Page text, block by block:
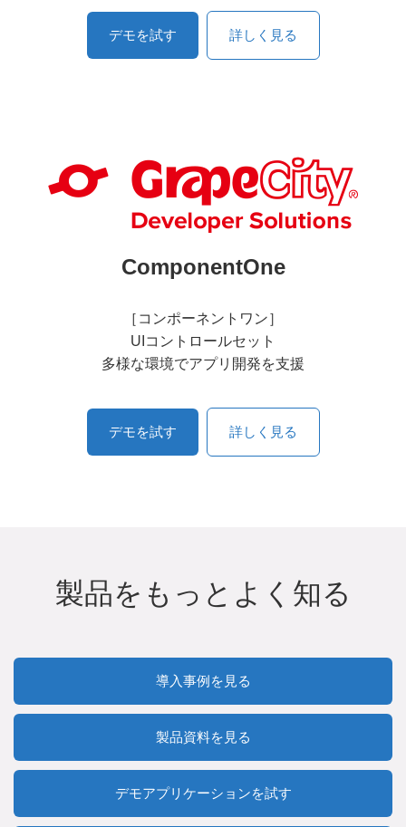
デモを試す 詳しく見る
ComponentOne
［コンポーネントワン］
UIコントロールセット
多様な環境でアプリ開発を支援
デモを試す 詳しく見る
製品をもっとよく知る
導入事例を見る
製品資料を見る
デモアプリケーションを試す